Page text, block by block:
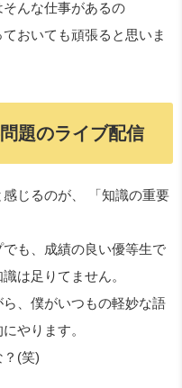
んな仕事があるの
おいても頑張ると思いま
題のライブ配信
じるのが、 「知識の重要
も、成績の良い優等生で
は足りてません。
、僕がいつもの軽妙な語
やります。
(笑)